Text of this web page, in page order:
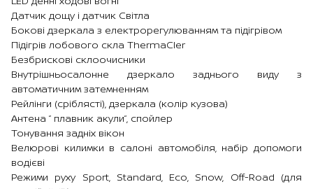
Датчик дощу і датчик Світла
Бокові дзеркала з електрорегулюванням та підігрівом
Підігрів лобового скла ThermaCler
Безбрискові склоочисники
Внутрішньосалонне дзеркало заднього виду з
автоматичним затемненням
Рейлінги (сріблясті), дзеркала (колір кузова)
Антена ” плавник акули”, спойлер
Тонування задніх вікон
Велюрові килимки в салоні автомобіля, набір допомоги
водієві
Режими руху Sport, Standard, Ecо, Snow, Off-Road (для